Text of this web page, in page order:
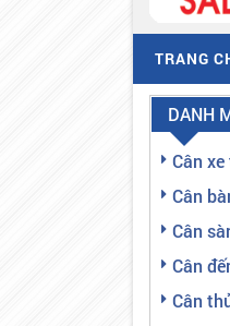
TRANG
DANH
Cân xe
Cân
Cân
Cân
Cân